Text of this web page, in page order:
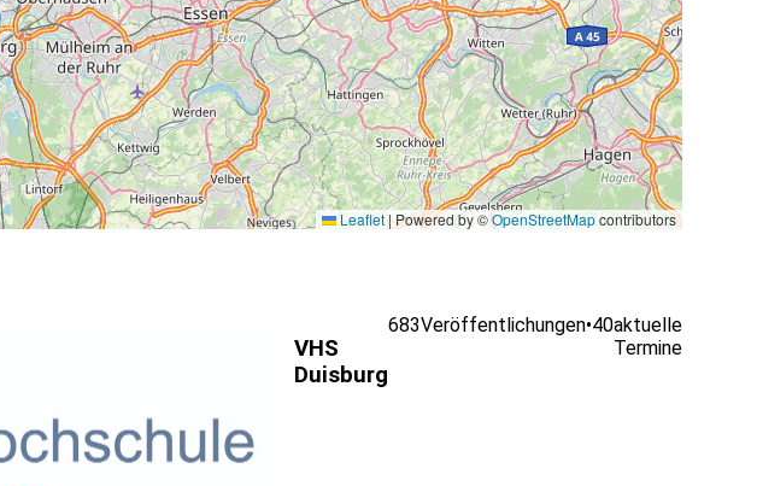
Leaflet | Powered by ©OpenStreetMapcontributors
VHS
Duisburg
683Veröffentlichungen•40aktuelle
Termine